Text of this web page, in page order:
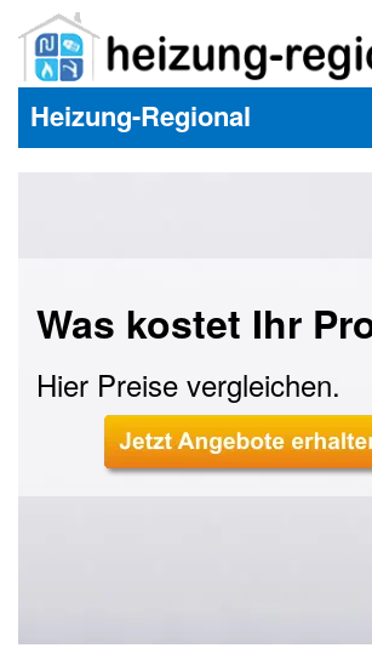
Heizung-Regional
Was kostet Ihr
Hier Preise vergleichen.